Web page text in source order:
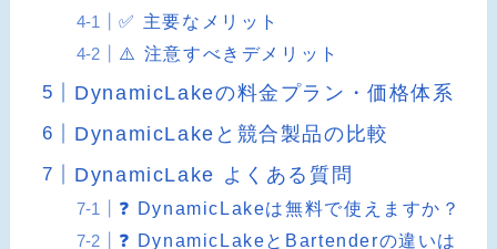
✅ 主要なメリット
⚠️ 注意すべきデメリット
DynamicLakeの料金プラン・価格体系
DynamicLakeと競合製品の比較
DynamicLake よくある質問
❓ DynamicLakeは無料で使えますか？
❓ DynamicLakeとBartenderの違いは